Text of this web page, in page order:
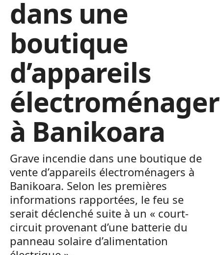
dans une
boutique
d’appareils
à Banikoara
Grave incendie dans une boutique de
vente d’appareils électroménagers à
Banikoara. Selon les premières
informations rapportées, le feu se
serait déclenché suite à un « court-
circuit provenant d’une batterie du
panneau solaire d’alimentation